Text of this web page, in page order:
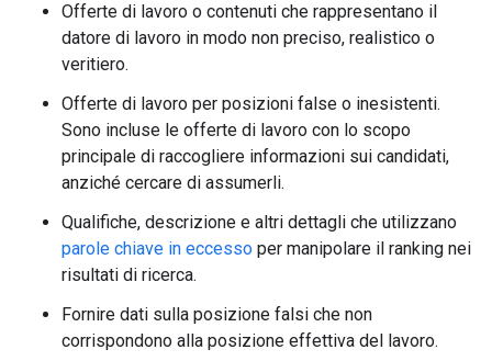
Offerte di lavoro o contenuti che rappresentano il
datore di lavoro in modo non preciso, realistico o
veritiero.
Offerte di lavoro per posizioni false o inesistenti.
Sono incluse le offerte di lavoro con lo scopo
principale di raccogliere informazioni sui candidati,
anziché cercare di assumerli.
Qualifiche, descrizione e altri dettagli che utilizzano
parole chiave in eccesso per manipolare il ranking nei
risultati di ricerca.
Fornire dati sulla posizione falsi che non
corrispondono alla posizione effettiva del lavoro.